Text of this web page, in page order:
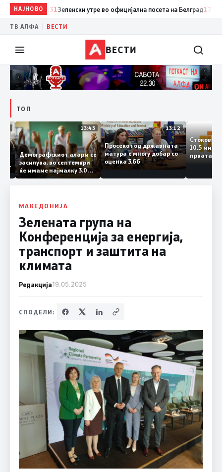
НАЈНОВО
17:31Зеленски утре во официјална посета на Белград17:30
ТВ АЛФА ВЕСТИ
ВЕСТИ
ТОП
14:12 13:45
Демографскиот аларм се
засилува, во септември
ќе имаме најмалку 3.000
првачиња помалку
13:12
Просекот од државната
матура е многу добар со
оценка 3,66
10,5
МАКЕДОНИЈА
Зелената група на
Конференција за енергија,
транспорт и заштита на
климата
Редакција19.05.2025
СПОДЕЛИ: